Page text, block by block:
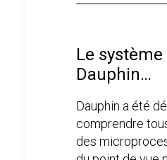
Le système
Dauphin…
Dauphin a été
comprendre
des